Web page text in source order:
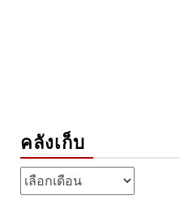
คลังเก็บ
คลัง
เก็บ